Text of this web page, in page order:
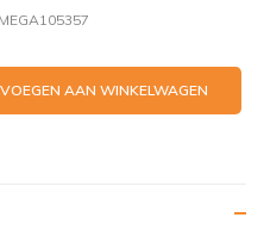
MEGA105357
AAN WINKELWAGEN
(NL)